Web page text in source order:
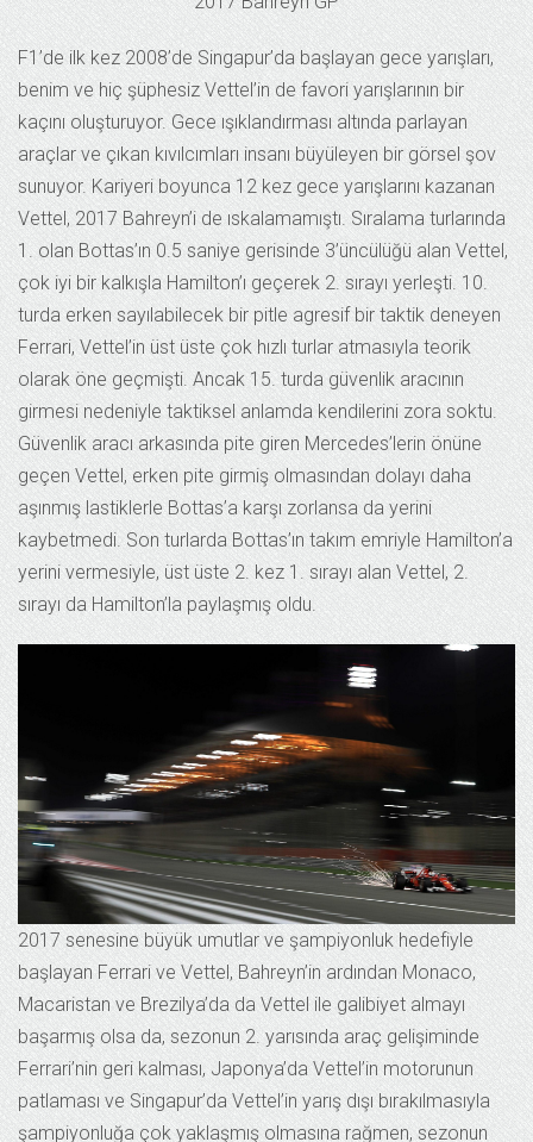
F1’de ilk kez 2008’de Singapur’da başlayan gece yarışları,
benim ve hiç şüphesiz Vettel’in de favori yarışlarının bir
kaçını oluşturuyor. Gece ışıklandırması altında parlayan
araçlar ve çıkan kıvılcımları insanı büyüleyen bir görsel şov
sunuyor. Kariyeri boyunca 12 kez gece yarışlarını kazanan
Vettel, 2017 Bahreyn’i de ıskalamamıştı. Sıralama turlarında
1. olan Bottas’ın 0.5 saniye gerisinde 3’üncülüğü alan Vettel,
çok iyi bir kalkışla Hamilton’ı geçerek 2. sırayı yerleşti. 10.
turda erken sayılabilecek bir pitle agresif bir taktik deneyen
Ferrari, Vettel’in üst üste çok hızlı turlar atmasıyla teorik
olarak öne geçmişti. Ancak 15. turda güvenlik aracının
girmesi nedeniyle taktiksel anlamda kendilerini zora soktu.
Güvenlik aracı arkasında pite giren Mercedes’lerin önüne
geçen Vettel, erken pite girmiş olmasından dolayı daha
aşınmış lastiklerle Bottas’a karşı zorlansa da yerini
kaybetmedi. Son turlarda Bottas’ın takım emriyle Hamilton’a
yerini vermesiyle, üst üste 2. kez 1. sırayı alan Vettel, 2.
sırayı da Hamilton’la paylaşmış oldu.
2017 senesine büyük umutlar ve şampiyonluk hedefiyle
başlayan Ferrari ve Vettel, Bahreyn’in ardından Monaco,
Macaristan ve Brezilya’da da Vettel ile galibiyet almayı
başarmış olsa da, sezonun 2. yarısında araç gelişiminde
Ferrari’nin geri kalması, Japonya’da Vettel’in motorunun
patlaması ve Singapur’da Vettel’in yarış dışı bırakılmasıyla
şampiyonluğa çok yaklaşmış olmasına rağmen, sezonun